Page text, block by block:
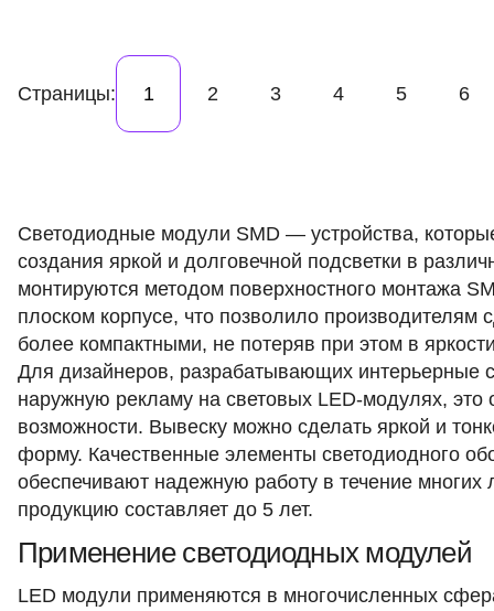
Страницы: 1 2 3 4 5 6
Светодиодные модули SMD — устройства,
создания яркой и долговечной подсветки в
монтируются методом поверхностного монтажа
плоском корпусе, что позволило производителям
более компактными, не потеряв при этом в
Для дизайнеров, разрабатывающих интерьерные
наружную рекламу на световых LED-модулях, это
возможности. Вывеску можно сделать яркой и
форму. Качественные элементы светодиодного
обеспечивают надежную работу в течение многих
продукцию составляет до 5 лет.​
Применение светодиодных модулей
LED модули применяются в многочисленных